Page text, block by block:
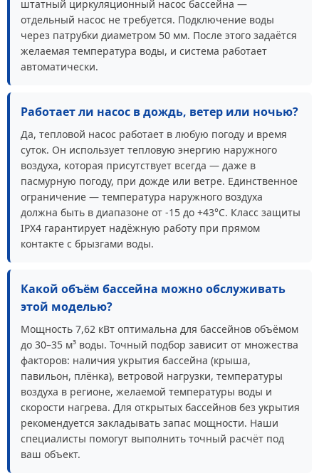
штатный циркуляционный насос бассейна —
отдельный насос не требуется. Подключение воды
через патрубки диаметром 50 мм. После этого задаётся
желаемая температура воды, и система работает
автоматически.
Работает ли насос в дождь, ветер или ночью?
Да, тепловой насос работает в любую погоду и время
суток. Он использует тепловую энергию наружного
воздуха, которая присутствует всегда — даже в
пасмурную погоду, при дожде или ветре. Единственное
ограничение — температура наружного воздуха
должна быть в диапазоне от -15 до +43°С. Класс защиты
IPX4 гарантирует надёжную работу при прямом
контакте с брызгами воды.
Какой объём бассейна можно обслуживать
этой моделью?
Мощность 7,62 кВт оптимальна для бассейнов объёмом
до 30–35 м³ воды. Точный подбор зависит от множества
факторов: наличия укрытия бассейна (крыша,
павильон, плёнка), ветровой нагрузки, температуры
воздуха в регионе, желаемой температуры воды и
скорости нагрева. Для открытых бассейнов без укрытия
рекомендуется закладывать запас мощности. Наши
специалисты помогут выполнить точный расчёт под
ваш объект.